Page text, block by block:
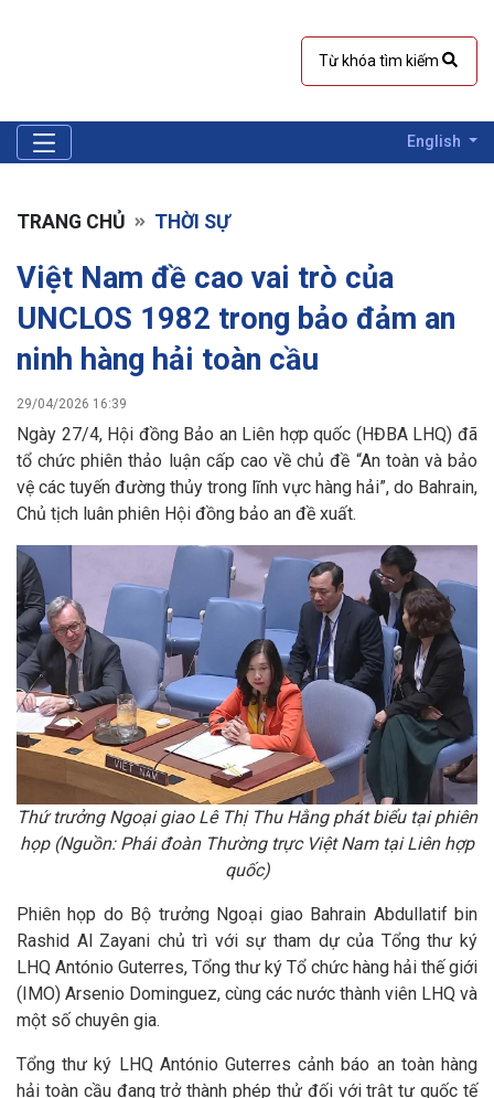
English
TRANG CHỦ THỜI SỰ
Việt Nam đề cao vai trò của
UNCLOS 1982 trong bảo đảm an
ninh hàng hải toàn cầu
29/04/2026 16:39
Ngày 27/4, Hội đồng Bảo an Liên hợp quốc (HĐBA LHQ) đã
tổ chức phiên thảo luận cấp cao về chủ đề “An toàn và bảo
vệ các tuyến đường thủy trong lĩnh vực hàng hải”, do Bahrain,
Chủ tịch luân phiên Hội đồng bảo an đề xuất.
Thứ trưởng Ngoại giao Lê Thị Thu Hằng phát biểu tại phiên
họp (Nguồn: Phái đoàn Thường trực Việt Nam tại Liên hợp
quốc)
Phiên họp do Bộ trưởng Ngoại giao Bahrain Abdullatif bin
Rashid Al Zayani chủ trì với sự tham dự của Tổng thư ký
LHQ António Guterres, Tổng thư ký Tổ chức hàng hải thế giới
(IMO) Arsenio Dominguez, cùng các nước thành viên LHQ và
một số chuyên gia.
Tổng thư ký LHQ António Guterres cảnh báo an toàn hàng
hải toàn cầu đang trở thành phép thử đối với trật tự quốc tế